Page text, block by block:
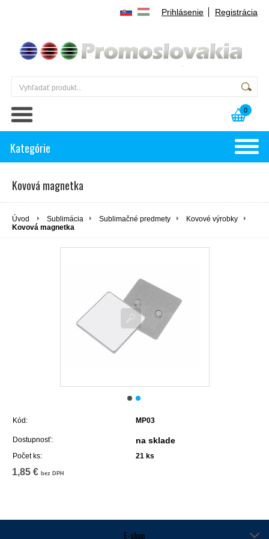
Prihlásenie Registrácia
0
Kategórie
Kovová magnetka
Úvod Sublimácia Sublimačné predmety
Kovové výrobky
Kovová magnetka
Kód: MP03
Dostupnosť: na sklade
Počet ks: 21 ks
1,85 € bez DPH
E-shop